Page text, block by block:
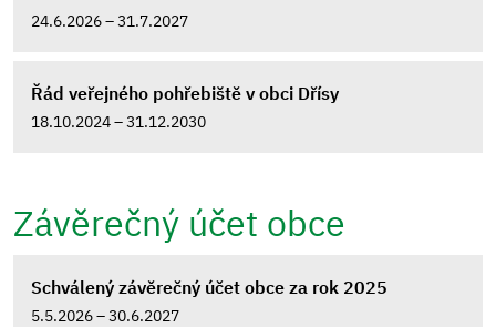
24.6.2026 – 31.7.2027
Řád veřejného pohřebiště v obci Dřísy
18.10.2024 – 31.12.2030
Závěrečný účet obce
Schválený závěrečný účet obce za rok 2025
5.5.2026 – 30.6.2027